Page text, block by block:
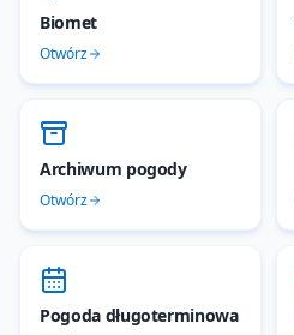
Biomet
Otwórz
Archiwum pogody
Otwórz
Pogoda długoterminowa